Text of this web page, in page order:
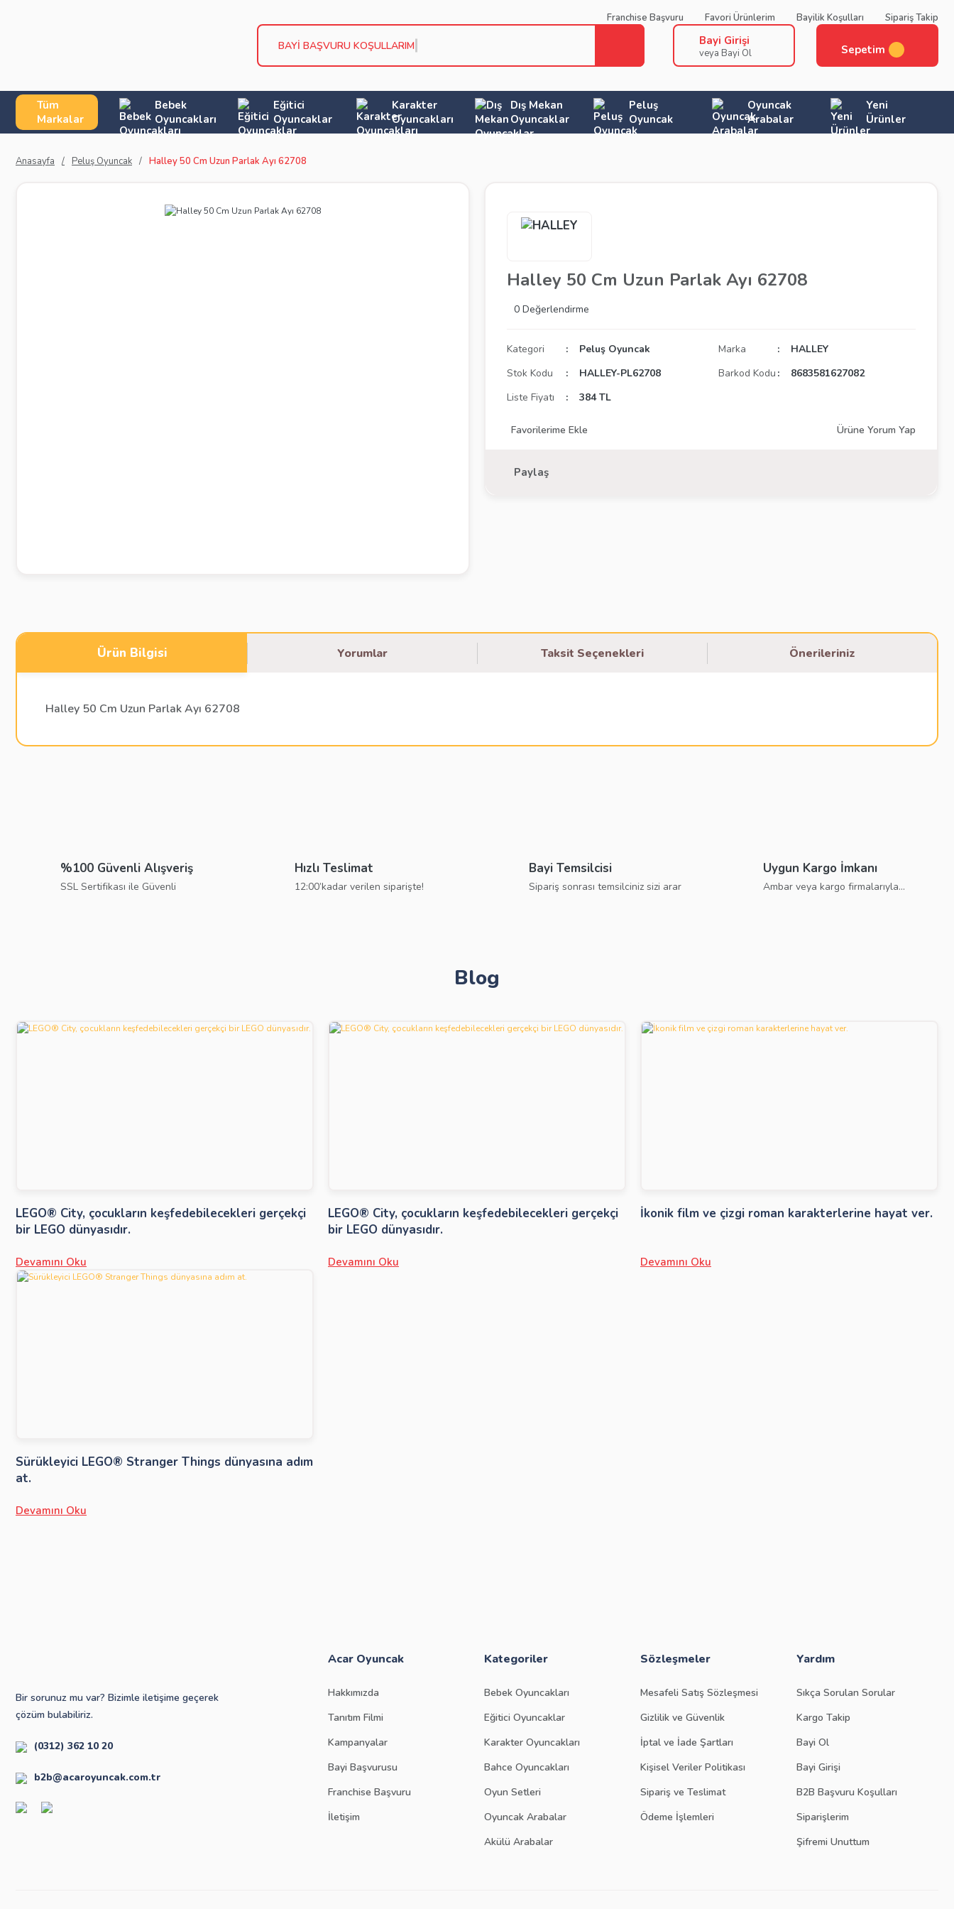
Franchise Başvuru Favori Ürünlerim Bayilik Koşulları Sipariş Takip
BAYİ BAŞVURU KOŞULLARIMIZI Bayi Girişi
veya Bayi Ol Sepetim
Tüm
Markalar
Bebek
Oyuncakları
Eğitici
Oyuncaklar
Karakter
Oyuncakları
Dış Mekan
Oyuncaklar
Peluş
Oyuncak
Oyuncak
Arabalar
Yeni
Ürünler
Anasayfa Peluş Oyuncak Halley 50 Cm Uzun Parlak Ayı 62708
Halley 50 Cm Uzun Parlak Ayı 62708
0 Değerlendirme
Kategori Peluş Oyuncak Marka
HALLEY
Stok Kodu
HALLEY-PL62708 Barkod Kodu
8683581627082
Liste Fiyatı
384 TL
Ürüne Yorum Yap
Paylaş
Ürün Bilgisi Yorumlar Taksit Seçenekleri Önerileriniz
Halley 50 Cm Uzun Parlak Ayı 62708
Ürün bilgilerinde hatalar bulunuyor.
%100 Güvenli Alışveriş
SSL Sertifikası ile Güvenli
Hızlı Teslimat
12:00’kadar verilen siparişte!
Bayi Temsilcisi
Sipariş sonrası temsilciniz sizi arar
Uygun Kargo İmkanı
Ambar veya kargo firmalarıyla...
Blog
LEGO® City, çocukların keşfedebilecekleri gerçekçi
bir LEGO dünyasıdır.
Devamını Oku
LEGO® City, çocukların keşfedebilecekleri gerçekçi
bir LEGO dünyasıdır.
Devamını Oku
İkonik film ve çizgi roman karakterlerine hayat ver.
Devamını Oku
Sürükleyici LEGO® Stranger Things dünyasına adım
at.
Devamını Oku
Bir sorunuz mu var? Bizimle iletişime geçerek
çözüm bulabiliriz.
(0312) 362 10 20
b2b@acaroyuncak.com.tr
Acar Oyuncak
Hakkımızda
Tanıtım Filmi
Kampanyalar
Bayi Başvurusu
Franchise Başvuru
İletişim
Kategoriler
Bebek Oyuncakları
Eğitici Oyuncaklar
Karakter Oyuncakları
Bahce Oyuncakları
Oyun Setleri
Oyuncak Arabalar
Akülü Arabalar
Sözleşmeler
Mesafeli Satış Sözleşmesi
Gizlilik ve Güvenlik
İptal ve İade Şartları
Kişisel Veriler Politikası
Sipariş ve Teslimat
Ödeme İşlemleri
Yardım
Sıkça Sorulan Sorular
Kargo Takip
Bayi Ol
Bayi Girişi
B2B Başvuru Koşulları
Siparişlerim
Şifremi Unuttum